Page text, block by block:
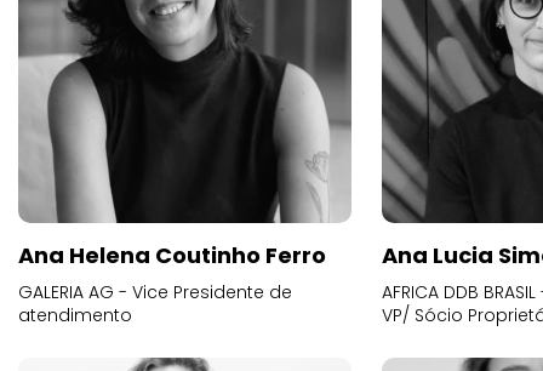
Ana Helena Coutinho Ferro
GALERIA AG - Vice Presidente de
atendimento
Ana Lucia
AFRICA DDB
VP/ Sócio